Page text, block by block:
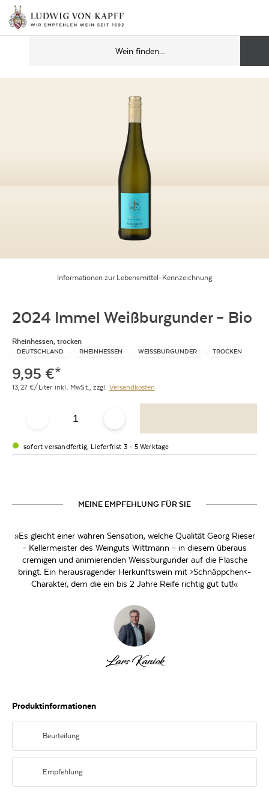
Informationen zur Lebensmittel-Kennzeichnung
2024 Immel Weißburgunder – Bio
Rheinhessen, trocken
DEUTSCHLAND RHEINHESSEN WEISSBURGUNDER TROCKEN
9,95 €*
13,27 €/Liter inkl. MwSt., zzgl. Versandkosten
sofort versandfertig, Lieferfrist 3 - 5 Werktage
MEINE EMPFEHLUNG FÜR SIE
»Es gleicht einer wahren Sensation, welche Qualität Georg Rieser
– Kellermeister des Weinguts Wittmann – in diesem überaus
cremigen und animierenden Weissburgunder auf die Flasche
bringt. Ein herausragender Herkunftswein mit >Schnäppchen<-
Charakter, dem die ein bis 2 Jahre Reife richtig gut tut!«
Lars Kaniok
Produktinformationen
Beurteilung
Helles Zitronengelb. In der Nase feine Fruchtaromen von Mirabelle und
gelbem Apfel, im Hintergrund Nuancen von Kräutern. Am Gaumen mit
eleganter Säure und schönem Spiel.
Empfehlung